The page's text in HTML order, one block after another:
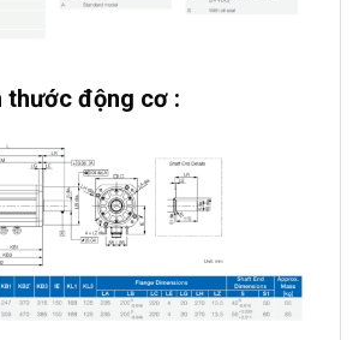
thước động cơ :